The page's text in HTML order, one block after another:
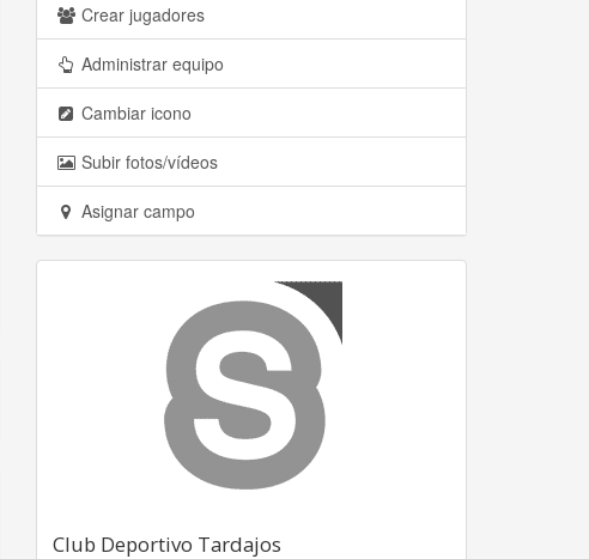
Crear jugadores
Administrar equipo
Cambiar icono
Subir fotos/vídeos
Asignar campo
Club Deportivo Tardajos